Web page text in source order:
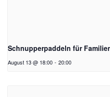
Schnupperpaddeln für
August 13 @ 18:00 - 20:00